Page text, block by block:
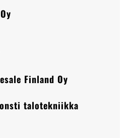
Finland Oy
talotekniikka